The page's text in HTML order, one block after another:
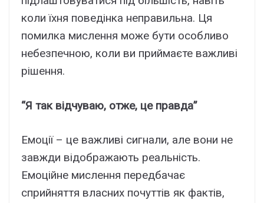
коли їхня поведінка неправильна. Ця
помилка мислення може бути особливо
небезпечною, коли ви приймаєте важливі
рішення.
“Я так відчуваю, отже, це правда”
Емоції – це важливі сигнали, але вони не
завжди відображають реальність.
Емоційне мислення передбачає
сприйняття власних почуттів як фактів,